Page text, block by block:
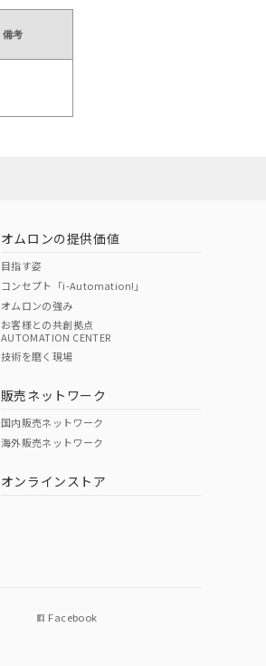
備考
オムロンの提供価値
目指す姿
コンセプト「i-Automation!」
オムロンの強み
お客様との共創拠点
AUTOMATION CENTER
技術を磨く現場
販売ネットワーク
国内販売ネットワーク
海外販売ネットワーク
オンラインストア
Facebook